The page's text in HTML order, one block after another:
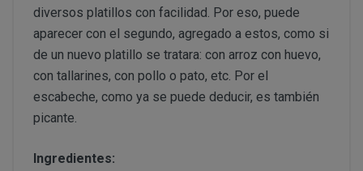
diversos platillos con facilidad. Por eso, puede
aparecer con el segundo, agregado a estos, como si
de un nuevo platillo se tratara: con arroz con huevo,
con tallarines, con pollo o pato, etc. Por el
escabeche, como ya se puede deducir, es también
picante.
Ingredientes:
CONDICIONES DE ACCESO Y UTILIZACIÓN
PERUSTOCKS se reserva el derecho de decidir, en
se ofrecen a los Clientes. De este modo,
nuevos productos y/o servicios a los ofertados
derecho a retirar o dejar de ofrecer, en cualquier
productos ofrecidos.
Todo ello sin perjuicio de que la adquisición de los
cuales le identificarán y habilitarán personalmente
conservar en frio y no se hubiera respetado la “cadena
formulario de
info@perustocks.es,